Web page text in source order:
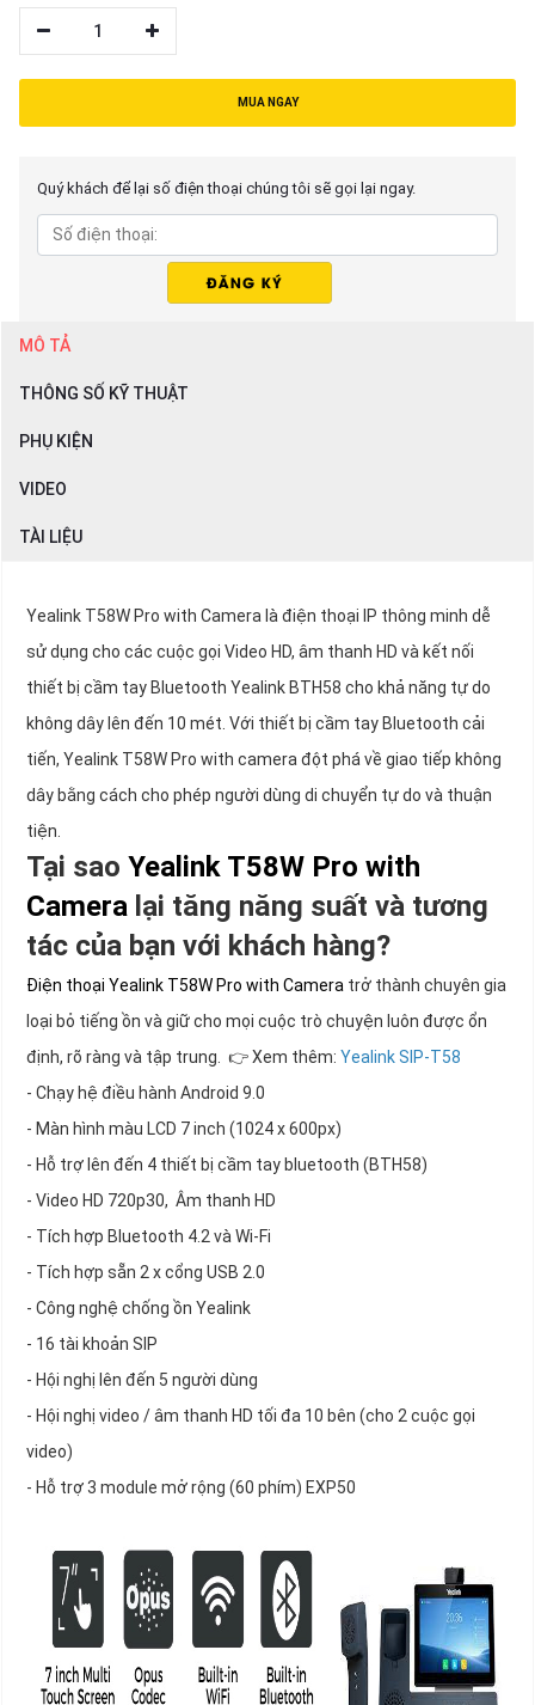
1
MUA NGAY
Quý khách để lại số điện thoại chúng tôi sẽ gọi lại ngay.
MÔ TẢ
THÔNG SỐ KỸ THUẬT
PHỤ KIỆN
VIDEO
TÀI LIỆU
Yealink T58W Pro with Camera là điện thoại IP thông minh dễ
sử dụng cho các cuộc gọi Video HD, âm thanh HD và kết nối
thiết bị cầm tay Bluetooth Yealink BTH58 cho khả năng tự do
không dây lên đến 10 mét. Với thiết bị cầm tay Bluetooth cải
tiến, Yealink T58W Pro with camera đột phá về giao tiếp không
dây bằng cách cho phép người dùng di chuyển tự do và thuận
tiện.
Tại sao Yealink T58W Pro with
Camera lại tăng năng suất và tương
tác của bạn với khách hàng?
Điện thoại Yealink T58W Pro with Camera trở thành chuyên gia
loại bỏ tiếng ồn và giữ cho mọi cuộc trò chuyện luôn được ổn
định, rõ ràng và tập trung. 👉 Xem thêm: Yealink SIP-T58
- Chạy hệ điều hành Android 9.0
- Màn hình màu LCD 7 inch (1024 x 600px)
- Hỗ trợ lên đến 4 thiết bị cầm tay bluetooth (BTH58)
- Video HD 720p30, Âm thanh HD
- Tích hợp Bluetooth 4.2 và Wi-Fi
- Tích hợp sẵn 2 x cổng USB 2.0
- Công nghệ chống ồn Yealink
- 16 tài khoản SIP
- Hội nghị lên đến 5 người dùng
- Hội nghị video / âm thanh HD tối đa 10 bên (cho 2 cuộc gọi
video)
- Hỗ trợ 3 module mở rộng (60 phím) EXP50